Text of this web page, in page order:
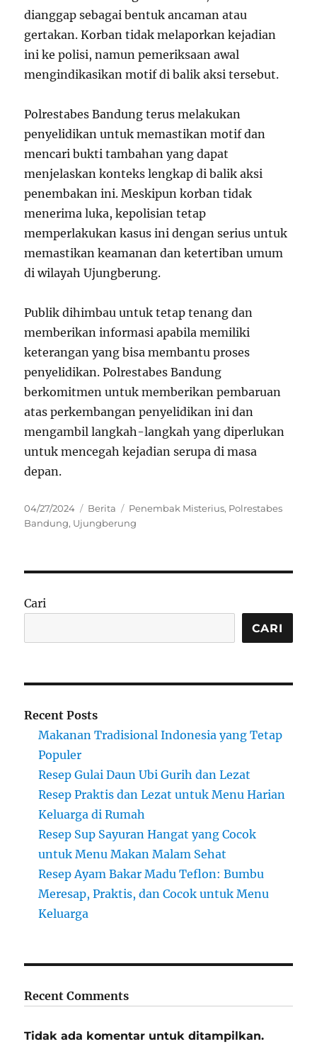
dianggap sebagai bentuk ancaman atau
gertakan. Korban tidak melaporkan kejadian
ini ke polisi, namun pemeriksaan awal
mengindikasikan motif di balik aksi tersebut.
Polrestabes Bandung terus melakukan
penyelidikan untuk memastikan motif dan
mencari bukti tambahan yang dapat
menjelaskan konteks lengkap di balik aksi
penembakan ini. Meskipun korban tidak
menerima luka, kepolisian tetap
memperlakukan kasus ini dengan serius untuk
memastikan keamanan dan ketertiban umum
di wilayah Ujungberung.
Publik dihimbau untuk tetap tenang dan
memberikan informasi apabila memiliki
keterangan yang bisa membantu proses
penyelidikan. Polrestabes Bandung
berkomitmen untuk memberikan pembaruan
atas perkembangan penyelidikan ini dan
mengambil langkah-langkah yang diperlukan
untuk mencegah kejadian serupa di masa
depan.
Posted
on
04/27/2024 Categories
Berita Tags
Penembak Misterius, Polrestabes
Bandung, Ujungberung
Cari
CARI
Recent Posts
Makanan Tradisional Indonesia yang Tetap
Populer
Resep Gulai Daun Ubi Gurih dan Lezat
Resep Praktis dan Lezat untuk Menu Harian
Keluarga di Rumah
Resep Sup Sayuran Hangat yang Cocok
untuk Menu Makan Malam Sehat
Resep Ayam Bakar Madu Teflon: Bumbu
Meresap, Praktis, dan Cocok untuk Menu
Keluarga
Recent Comments
Tidak ada komentar untuk ditampilkan.